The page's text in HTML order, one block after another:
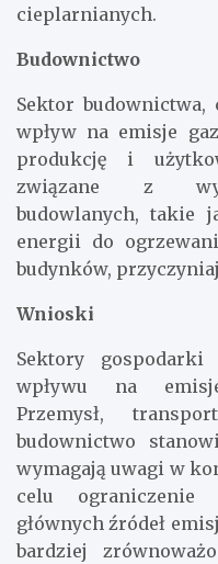
cieplarnianych.
Budownictwo
Sektor budownictwa,
wpływ na emisje
produkcję i
związane z
budowlanych, takie
energii do
budynków,
Wnioski
Sektory
wpływu na
Przemysł,
budownictwo
wymagają uwagi w
celu ograniczenie
głównych źródeł
bardziej